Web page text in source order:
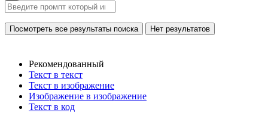
Посмотреть все результаты поиска Нет результатов
Рекомендованный
Текст в текст
Текст в изображение
Изображение в изображение
Текст в код